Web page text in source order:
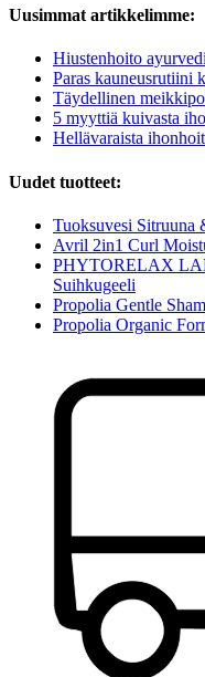
Uusimmat artikkelimme:
Hiustenhoito
Paras kauneusrutiini
Täydellinen
5 myyttiä kuivasta
Hellävaraista
Uudet tuotteet:
Tuoksuvesi Sitruuna
Avril 2in1 Curl
PHYTORELAX
Suihkugeeli
Propolia Gentle
Propolia Organic